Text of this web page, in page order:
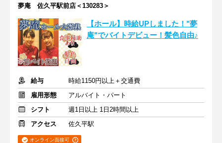
夢庵 佐久平駅前店＜130283＞
【ホール】時給UPしました！"夢
庵"でバイトデビュー！髪色自由♪
給与
時給1150円以上＋交通費
雇用形態
アルバイト・パート
シフト
週1日以上 1日2時間以上
アクセス
佐久平駅
オンライン面接可